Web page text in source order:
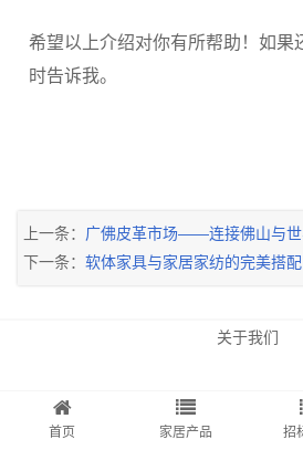
希望以上介绍对你有所帮助！如果
时告诉我。
上一条： 广佛皮革市场——连接佛山与世
下一条： 软体家具与家居家纺的完美搭
首页 家居产品 招
关于我们